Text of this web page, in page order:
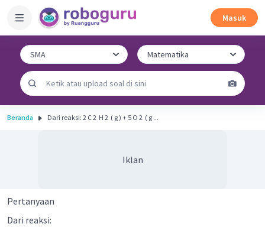
Masuk
Beranda Dari reaksi: 2 C 2 ​ H 2 ​ ( g ) + 5 O 2 ​ ( g ...
Iklan
Pertanyaan
Dari reaksi: